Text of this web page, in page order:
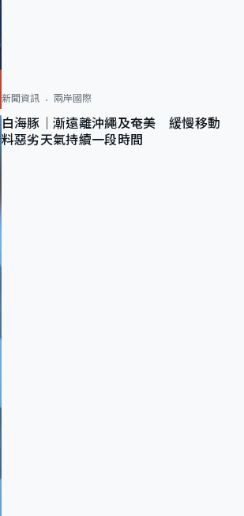
新聞資訊 兩岸國際
白海豚｜漸遠離沖繩及奄美 緩慢移動
料惡劣天氣持續一段時間